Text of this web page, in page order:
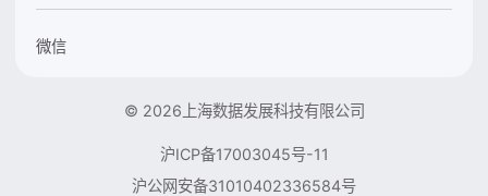
微信
© 2026上海数据发展科技有限公司
沪ICP备17003045号-11
沪公网安备31010402336584号